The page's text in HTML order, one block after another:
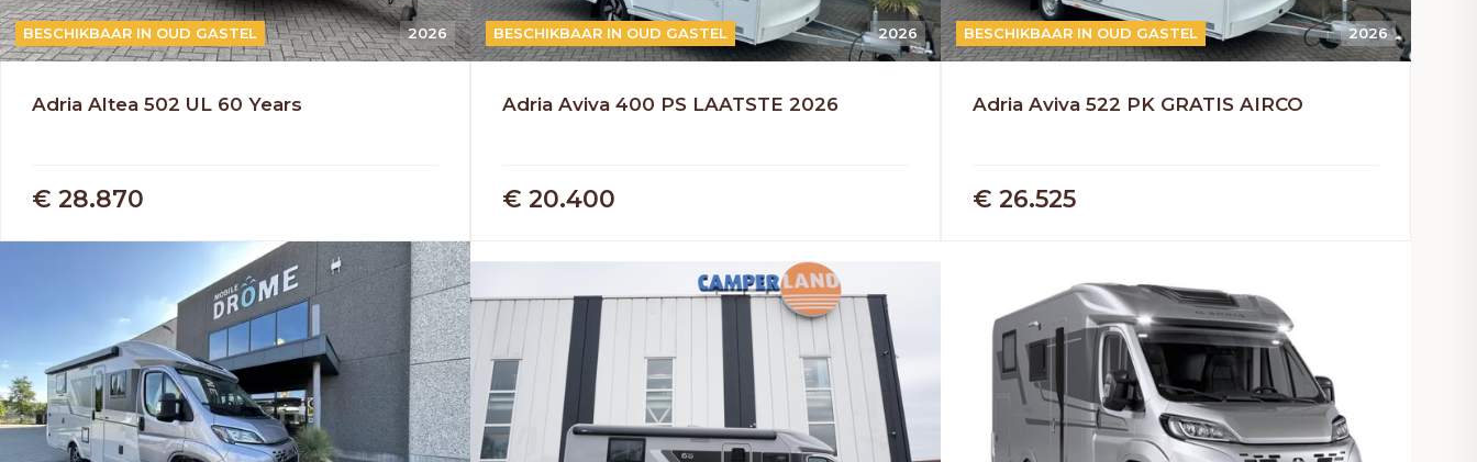
2026
BESCHIKBAAR IN OUD GASTEL
Adria Altea 502 UL 60 Years
€ 28.870
2026
BESCHIKBAAR IN OUD GASTEL
Adria Aviva 400 PS LAATSTE 2026
€ 20.400
2026
BESCHIKBAAR IN OUD GASTEL
Adria Aviva 522 PK GRATIS AIRCO
€ 26.525